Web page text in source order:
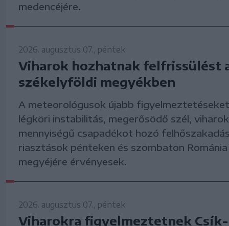
medencéjére.
2026. augusztus 07., péntek
Viharok hozhatnak felfrissülést
székelyföldi megyékben
A meteorológusok újabb
légköri instabilitás, megerősödő szél,
mennyiségű csapadékot hozó
riasztások pénteken és szombaton Románia
megyéjére érvényesek.
2026. augusztus 07., péntek
Viharokra figyelmeztetnek Csík-